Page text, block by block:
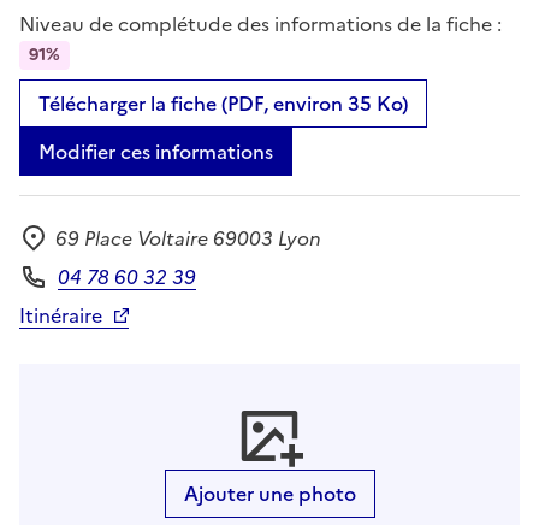
Niveau de complétude des informations de la fiche :
91%
Télécharger la fiche (PDF, environ 35 Ko)
Modifier ces informations
Adresse
69 Place Voltaire 69003 Lyon
Téléphone
04 78 60 32 39
Itinéraire
Ajouter une photo